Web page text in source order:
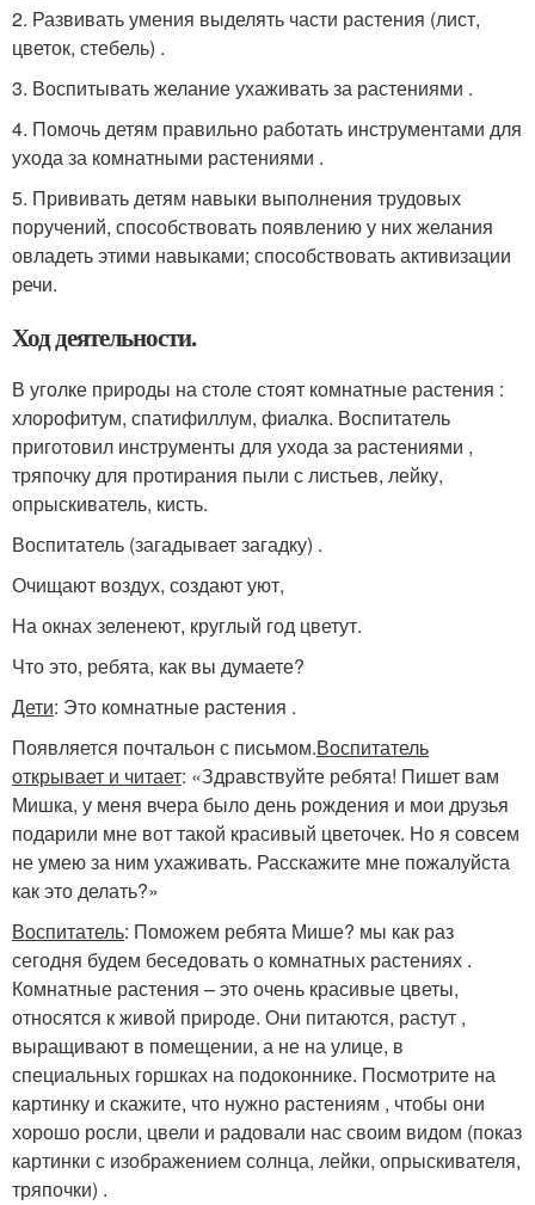
2. Развивать умения выделять части растения (лист,
цветок, стебель) .
3. Воспитывать желание ухаживать за растениями .
4. Помочь детям правильно работать инструментами для
ухода за комнатными растениями .
5. Прививать детям навыки выполнения трудовых
поручений, способствовать появлению у них желания
овладеть этими навыками; способствовать активизации
речи.
Ход деятельности.
В уголке природы на столе стоят комнатные растения :
хлорофитум, спатифиллум, фиалка. Воспитатель
приготовил инструменты для ухода за растениями ,
тряпочку для протирания пыли с листьев, лейку,
опрыскиватель, кисть.
Воспитатель (загадывает загадку) .
Очищают воздух, создают уют,
На окнах зеленеют, круглый год цветут.
Что это, ребята, как вы думаете?
Дети: Это комнатные растения .
Появляется почтальон с письмом.Воспитатель
открывает и читает: «Здравствуйте ребята! Пишет вам
Мишка, у меня вчера было день рождения и мои друзья
подарили мне вот такой красивый цветочек. Но я совсем
не умею за ним ухаживать. Расскажите мне пожалуйста
как это делать?»
Воспитатель: Поможем ребята Мише? мы как раз
сегодня будем беседовать о комнатных растениях .
Комнатные растения – это очень красивые цветы,
относятся к живой природе. Они питаются, растут ,
выращивают в помещении, а не на улице, в
специальных горшках на подоконнике. Посмотрите на
картинку и скажите, что нужно растениям , чтобы они
хорошо росли, цвели и радовали нас своим видом (показ
картинки с изображением солнца, лейки, опрыскивателя,
тряпочки) .